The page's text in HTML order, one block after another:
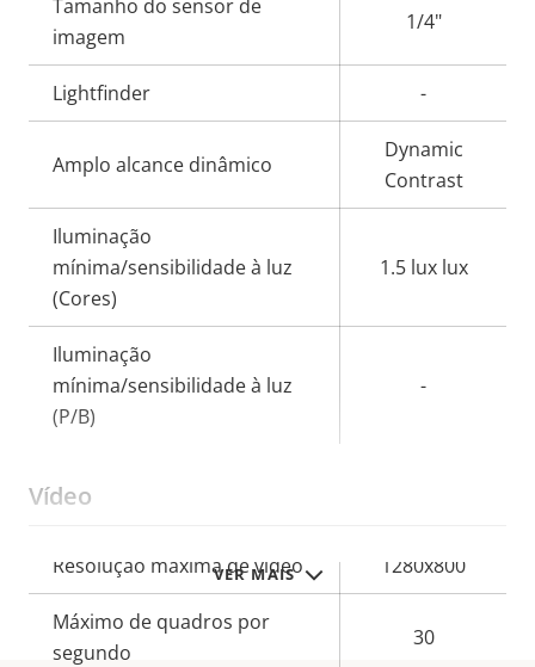
VER MAIS
propriedade
Tamanho do sensor de
imagem
1/4"
Lightfinder -
Amplo alcance dinâmico
Dynamic
Contrast
Iluminação
mínima/sensibilidade à luz
(Cores)
1.5 lux lux
Iluminação
mínima/sensibilidade à luz
(P/B)
-
Vídeo
Descrição
da
propriedade
Valor da
propriedade
Resolução máxima de vídeo 1280x800
Máximo de quadros por
segundo
30